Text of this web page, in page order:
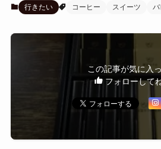
行きたい コーヒー スイーツ バ
この記事が気に入
フォローして